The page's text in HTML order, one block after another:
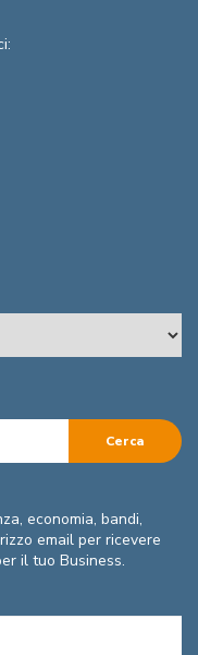
economia, bandi,
email per ricevere
il tuo Business.